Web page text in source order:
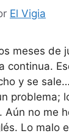
El Vigia
meses de
continua.
y se
problema;
Aún no me
Lo malo